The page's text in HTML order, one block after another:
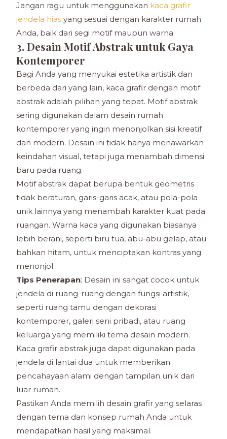
Jangan ragu untuk menggunakan kaca grafir
jendela hias yang sesuai dengan karakter rumah
Anda, baik dari segi motif maupun warna.
3. Desain Motif Abstrak untuk Gaya
Kontemporer
Bagi Anda yang menyukai estetika artistik dan
berbeda dari yang lain, kaca grafir dengan motif
abstrak adalah pilihan yang tepat. Motif abstrak
sering digunakan dalam desain rumah
kontemporer yang ingin menonjolkan sisi kreatif
dan modern. Desain ini tidak hanya menawarkan
keindahan visual, tetapi juga menambah dimensi
baru pada ruang.
Motif abstrak dapat berupa bentuk geometris
tidak beraturan, garis-garis acak, atau pola-pola
unik lainnya yang menambah karakter kuat pada
ruangan. Warna kaca yang digunakan biasanya
lebih berani, seperti biru tua, abu-abu gelap, atau
bahkan hitam, untuk menciptakan kontras yang
menonjol.
Tips Penerapan: Desain ini sangat cocok untuk
jendela di ruang-ruang dengan fungsi artistik,
seperti ruang tamu dengan dekorasi
kontemporer, galeri seni pribadi, atau ruang
keluarga yang memiliki tema desain modern.
Kaca grafir abstrak juga dapat digunakan pada
jendela di lantai dua untuk memberikan
pencahayaan alami dengan tampilan unik dari
luar rumah.
Pastikan Anda memilih desain grafir yang selaras
dengan tema dan konsep rumah Anda untuk
mendapatkan hasil yang maksimal.